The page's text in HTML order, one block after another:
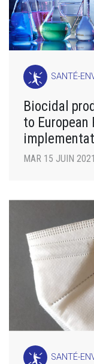
SANTÉ-
Biocidal
to
MAR 15 JUIN 2021
SANTÉ-